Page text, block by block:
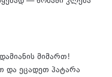
მიმართ!
და ეცადეთ პატარა